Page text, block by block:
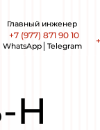
B-H